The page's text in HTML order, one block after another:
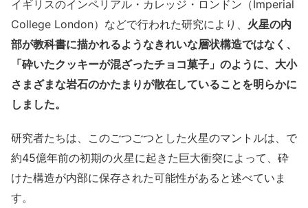
イギリスのインペリアル・カレッジ・ロンドン（Imperial
College London）などで行われた研究により、 火星の内
部が教科書に描かれるようなきれいな層状構造ではなく、
「砕いたクッキーが混ざったチョコ菓子」のように、大小
さまざまな岩石のかたまりが散在していることを明らかに
しました。
研究者たちは、このごつごつとした火星のマントルは、で
約45億年前の初期の火星に起きた巨大衝突によって、砕
けた構造が内部に保存された可能性があると述べていま
す。